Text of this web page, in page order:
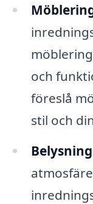
och
föreslå
stil och